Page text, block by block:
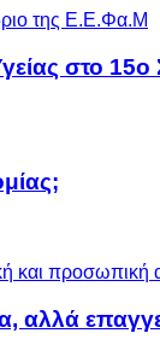
στο
αλλά